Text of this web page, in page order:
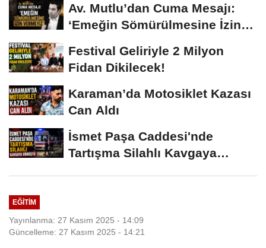
Av. Mutlu’dan Cuma Mesajı:
‘Emeğin Sömürülmesine İzin
Festival Geliriyle 2 Milyon
Fidan Dikilecek!
Karaman’da Motosiklet Kazası
Can Aldı
İsmet Paşa Caddesi'nde
Tartışma Silahlı Kavgaya
EĞITIM
Yayınlanma: 27 Kasım 2025 - 14:09
Güncelleme: 27 Kasım 2025 - 14:21